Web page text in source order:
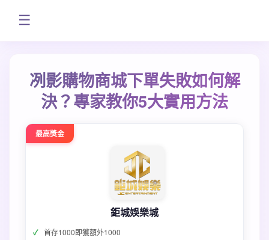
☰
冽影購物商城下單失敗如何解
決？專家教你5大實用方法
最高獎金
鉅城娛樂城
首存1000即獲額外1000